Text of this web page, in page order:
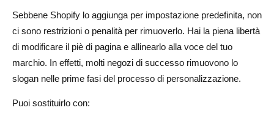
Sebbene Shopify lo aggiunga per impostazione predefinita, non
ci sono restrizioni o penalità per rimuoverlo. Hai la piena libertà
di modificare il piè di pagina e allinearlo alla voce del tuo
marchio. In effetti, molti negozi di successo rimuovono lo
slogan nelle prime fasi del processo di personalizzazione.
Puoi sostituirlo con: